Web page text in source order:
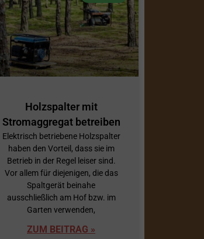
Holzspalter mit
Stromaggregat betreiben
Elektrisch betriebene Holzspalter
haben den Vorteil, dass sie im
Betrieb in der Regel leiser sind.
Vor allem für diejenigen, die das
Spaltgerät beinahe
ausschließlich am Hof bzw. im
Garten verwenden,
ZUM BEITRAG »